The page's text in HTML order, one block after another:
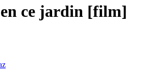
ce jardin [film]